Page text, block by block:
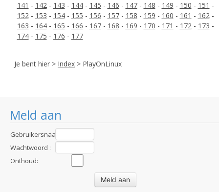
Meld aan
Gebruikersnaam
:Wachtwoord :
Onthoud:
141 - 142- 143 - 144- 145 - 146 - 147- 148 - 149 - 150 - 151 -
152- 153 - 154- 155 - 156 - 157- 158 - 159 - 160 - 161 - 162-
163 - 164- 165 - 166 - 167- 168 - 169 - 170 - 171 - 172- 173 -
174- 175 - 176 - 177
Je bent hier > Index > PlayOnLinux